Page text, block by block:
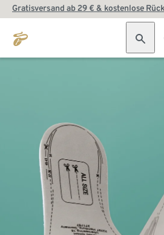
Gratisversand ab 29 € & kostenlose